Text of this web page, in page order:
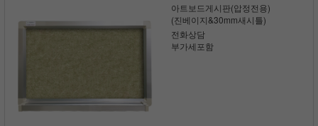
아트보드게시판(압정전용)
(진베이지&30mm새시틀)
전화상담
부가세포함